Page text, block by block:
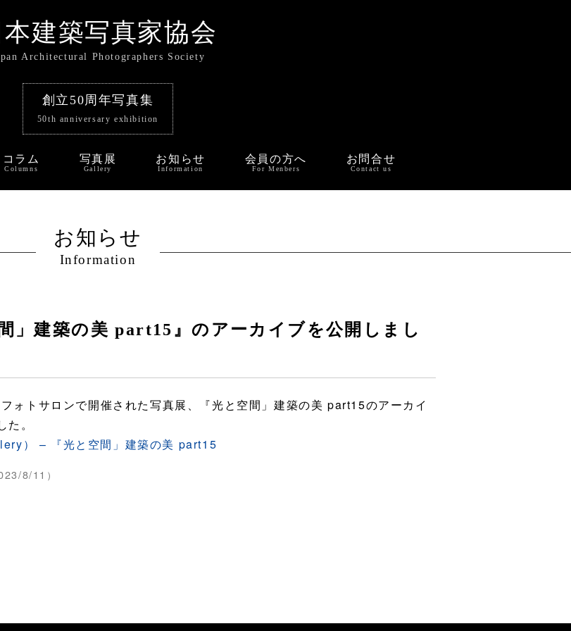
本建築写真家協会
Architectural Photographers Society
創立50周年写真集
50th anniversary exhibition
コラム
Columns
写真展
Gallery
お知らせ
Information
会員の方へ
For Menbers
お問合せ
Contact us
お知らせ
Information
間」建築の美 part15』のアーカイブを公開しまし
ォトサロンで開催された写真展、『光と空間」建築の美 part15のアーカイ
。
） – 『光と空間」建築の美 part15
8/11）